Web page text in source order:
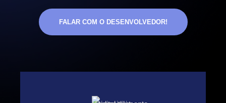
FALAR COM O DESENVOLVEDOR!